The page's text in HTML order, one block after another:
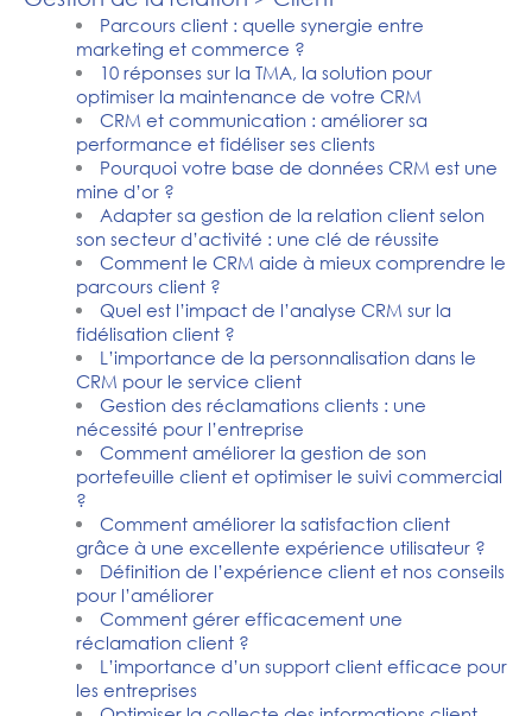
Parcours client : quelle synergie entre
marketing et commerce ?
10 réponses sur la TMA, la solution pour
optimiser la maintenance de votre CRM
CRM et communication : améliorer sa
performance et fidéliser ses clients
Pourquoi votre base de données CRM est une
mine d’or ?
Adapter sa gestion de la relation client selon
son secteur d’activité : une clé de réussite
Comment le CRM aide à mieux comprendre le
parcours client ?
Quel est l’impact de l’analyse CRM sur la
fidélisation client ?
L’importance de la personnalisation dans le
CRM pour le service client
Gestion des réclamations clients : une
nécessité pour l’entreprise
Comment améliorer la gestion de son
portefeuille client et optimiser le suivi commercial
?
Comment améliorer la satisfaction client
grâce à une excellente expérience utilisateur ?
Définition de l’expérience client et nos conseils
pour l’améliorer
Comment gérer efficacement une
réclamation client ?
L’importance d’un support client efficace pour
les entreprises